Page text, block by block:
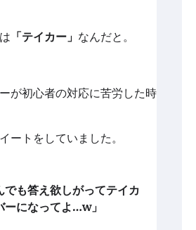
「テイカー」 なんだと。
が初心者の対応に苦労した時
ートをしていました。
でも答え欲しがってテイカ
ーになってよ…w」